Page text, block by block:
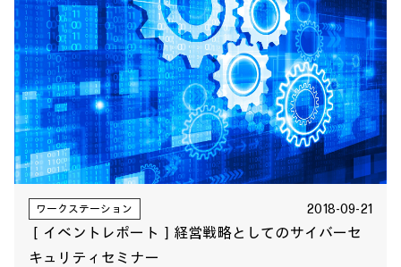
ワークステーション 2018-09-21
［イベントレポート］経営戦略としてのサイバーセ
キュリティセミナー